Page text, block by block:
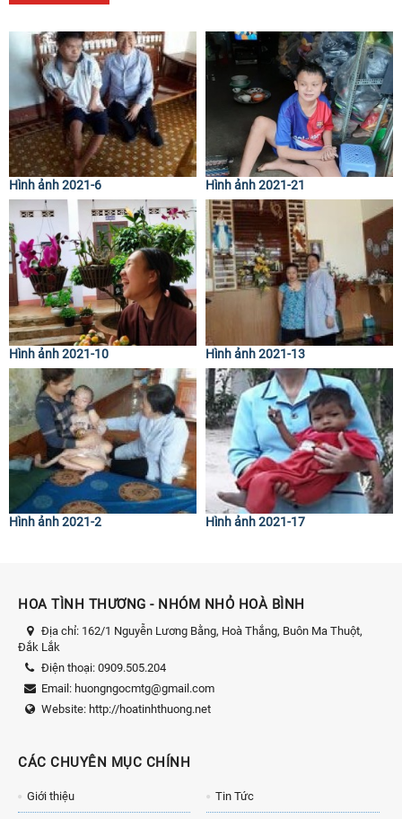
Hình ảnh 2021-6 Hình ảnh 2021-21
Hình ảnh 2021-10 Hình ảnh 2021-13
Hình ảnh 2021-2 Hình ảnh 2021-17
HOA TÌNH THƯƠNG - NHÓM NHỎ HOÀ BÌNH
Địa chỉ: 162/1 Nguyễn Lương Bằng, Hoà Thắng, Buôn Ma Thuột,
Đắk Lắk
Điện thoại: 0909.505.204
Email: huongngocmtg@gmail.com
Website: http://hoatinhthuong.net
CÁC CHUYÊN MỤC CHÍNH
Giới thiệu Tin Tức